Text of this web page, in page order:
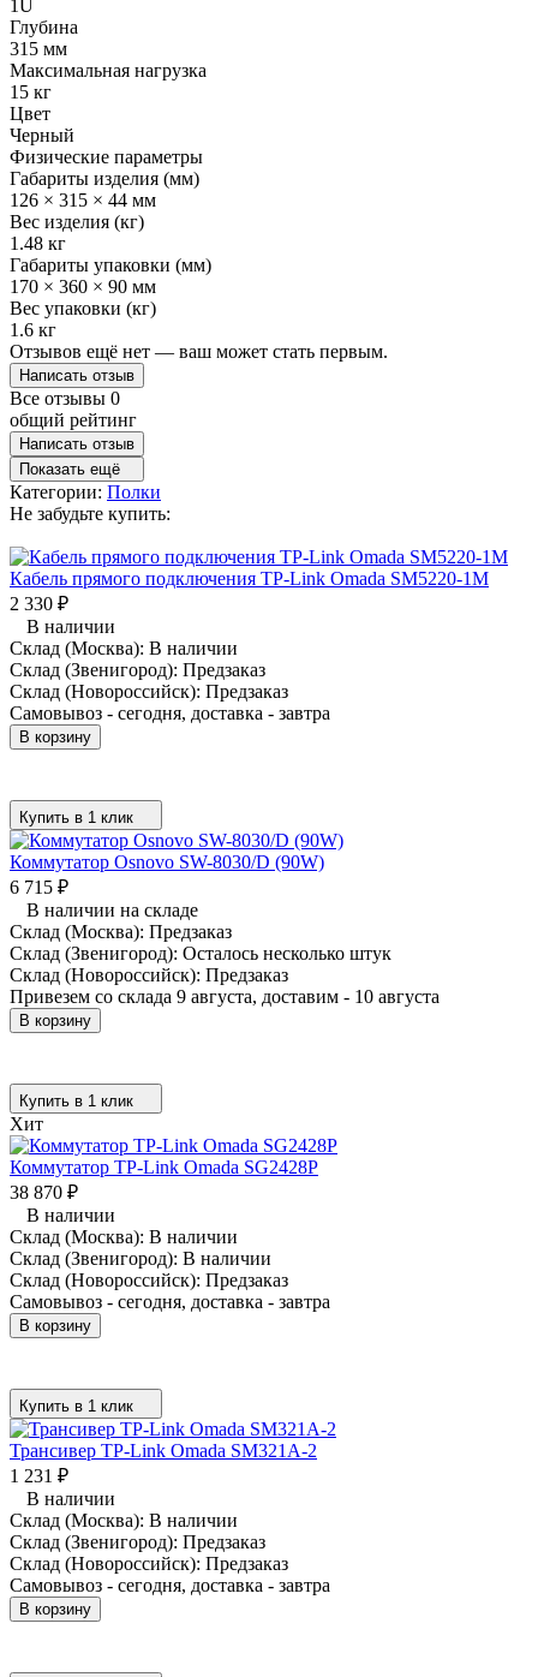
1U
Глубина
315 мм
Максимальная нагрузка
15 кг
Цвет
Черный
Физические параметры
Габариты изделия (мм)
126 × 315 × 44 мм
Вес изделия (кг)
1.48 кг
Габариты упаковки (мм)
170 × 360 × 90 мм
Вес упаковки (кг)
1.6 кг
Отзывов ещё нет — ваш может стать первым.
Написать отзыв
Все отзывы 0
общий рейтинг
Написать отзыв
Показать ещё
Категории: Полки
Не забудьте купить:
Кабель прямого подключения TP-Link Omada SM5220-1M
2 330 ₽
В наличии
Склад (Москва): В наличии
Склад (Звенигород): Предзаказ
Склад (Новороссийск): Предзаказ
Самовывоз - сегодня, доставка - завтра
В корзину
Купить в 1 клик
Коммутатор Osnovo SW-8030/D (90W)
6 715 ₽
В наличии на складе
Склад (Москва): Предзаказ
Склад (Звенигород): Осталось несколько штук
Склад (Новороссийск): Предзаказ
Привезем со склада 9 августа, доставим - 10 августа
В корзину
Купить в 1 клик
Хит
Коммутатор TP-Link Omada SG2428P
38 870 ₽
В наличии
Склад (Москва): В наличии
Склад (Звенигород): В наличии
Склад (Новороссийск): Предзаказ
Самовывоз - сегодня, доставка - завтра
В корзину
Купить в 1 клик
Трансивер TP-Link Omada SM321A-2
1 231 ₽
В наличии
Склад (Москва): В наличии
Склад (Звенигород): Предзаказ
Склад (Новороссийск): Предзаказ
Самовывоз - сегодня, доставка - завтра
В корзину